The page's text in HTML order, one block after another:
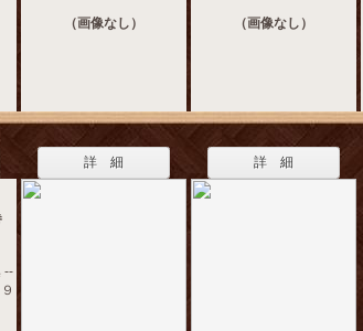
（画像なし） （画像なし）
--
詳 細 詳 細